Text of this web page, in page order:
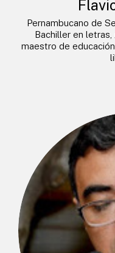
Pernambucano de
Bachiller en
maestro de